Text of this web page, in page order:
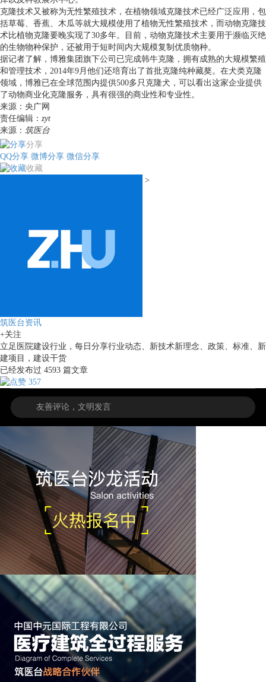
克隆技术又被称为无性繁殖技术，在植物领域克隆技术已经广泛应用，包
括草莓、香蕉、木瓜等就大规模使用了植物无性繁殖技术，而动物克隆技
术比植物克隆要晚实现了30多年。目前，动物克隆技术主要用于濒临灭绝
的生物物种保护，还被用于短时间内大规模复制优质物种。
据记者了解，博雅集团旗下公司已完成韩牛克隆，拥有成熟的大规模繁殖
和管理技术，2014年9月他们还培育出了首批克隆纯种藏獒。在犬类克隆
领域，博雅已在全球范围内提供500多只克隆犬，可以看出这家企业提供
了动物商业化克隆服务，具有很强的商业性和专业性。
来源： 央广网
责任编辑： zyt
来源： 筑医台
分享
QQ分享 微博分享 微信分享
收藏
>
筑医台资讯
+关注
立足医院建设行业，每日分享行业动态、新技术新理念、政策、标准、新
建项目，建设干货
已经发布过 4593 篇文章
357